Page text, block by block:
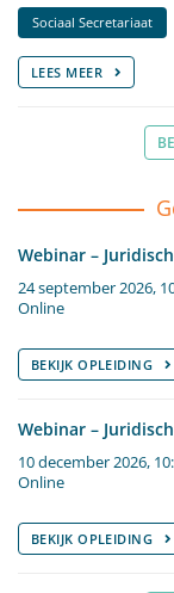
Sociaal Secretariaat
LEES MEER
Webinar –
24 september 2026,
Online
BEKIJK OPLEIDING
Webinar –
10 december 2026,
Online
BEKIJK OPLEIDING